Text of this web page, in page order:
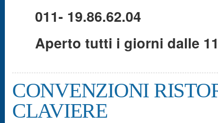
011- 19.86.62.04
Aperto tutti i giorni dalle
CONVENZIONI
CLAVIERE